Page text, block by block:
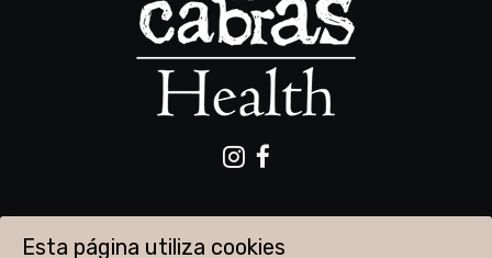
Esta página utiliza cookies